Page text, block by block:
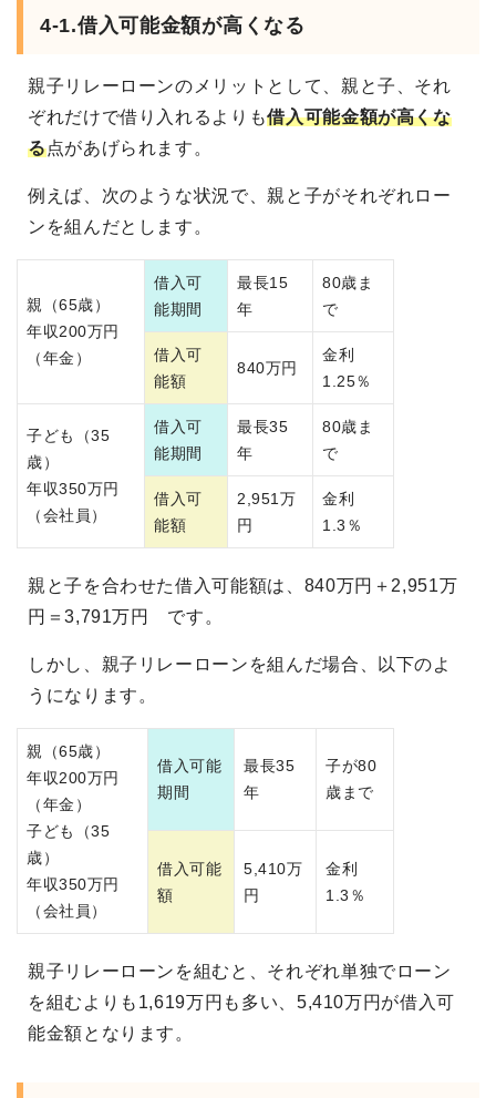
4-1.借入可能金額が高くなる
親子リレーローンのメリットとして、親と子、それ
ぞれだけで借り入れるよりも借入可能金額が高くな
る点があげられます。
例えば、次のような状況で、親と子がそれぞれロー
ンを組んだとします。
親（65歳）
年収200万円
（年金）
借入可
能期間
最長15
年
80歳ま
で
借入可
能額
840万円
金利
1.25％
子ども（35
歳）
年収350万円
（会社員）
借入可
能期間
最長35
年
80歳ま
で
借入可
能額
2,951万
円
金利
1.3％
親と子を合わせた借入可能額は、840万円＋2,951万
円＝3,791万円 です。
しかし、親子リレーローンを組んだ場合、以下のよ
うになります。
親（65歳）
年収200万円
（年金）
子ども（35
歳）
年収350万円
（会社員）
借入可能
期間
最長35
年
子が80
歳まで
借入可能
額
5,410万
円
金利
1.3％
親子リレーローンを組むと、それぞれ単独でローン
を組むよりも1,619万円も多い、5,410万円が借入可
能金額となります。